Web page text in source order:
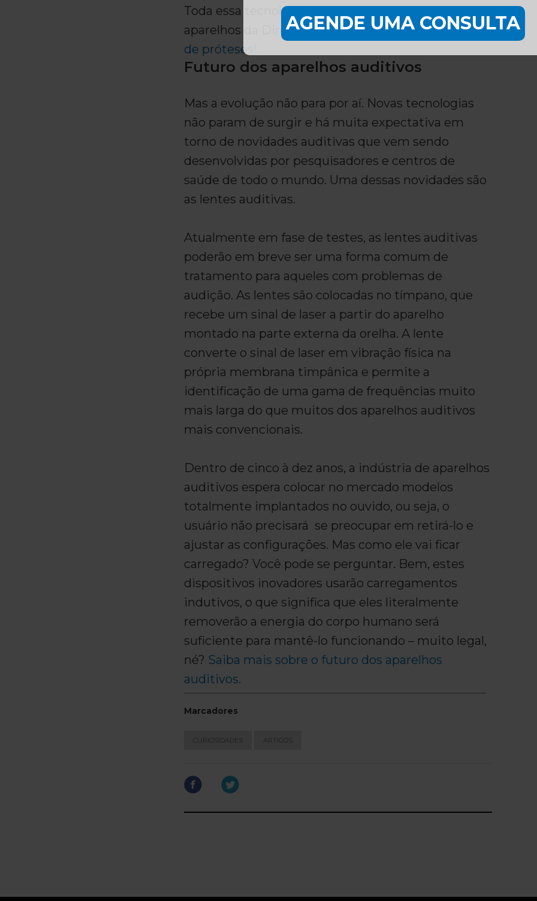
AGENDE UMA CONSULTA
Toda essa tecnologia já está presente em alguns
aparelhos da Direito de Ouvir!Conheça nossa linha
de próteses!
Futuro dos aparelhos auditivos
Mas a evolução não para por aí. Novas tecnologias
não param de surgir e há muita expectativa em
torno de novidades auditivas que vem sendo
desenvolvidas por pesquisadores e centros de
saúde de todo o mundo. Uma dessas novidades são
as lentes auditivas.
Atualmente em fase de testes, as lentes auditivas
poderão em breve ser uma forma comum de
tratamento para aqueles com problemas de
audição. As lentes são colocadas no tímpano, que
recebe um sinal de laser a partir do aparelho
montado na parte externa da orelha. A lente
converte o sinal de laser em vibração física na
própria membrana timpânica e permite a
identificação de uma gama de frequências muito
mais larga do que muitos dos aparelhos auditivos
mais convencionais.
Dentro de cinco à dez anos, a indústria de aparelhos
auditivos espera colocar no mercado modelos
totalmente implantados no ouvido, ou seja, o
usuário não precisará se preocupar em retirá-lo e
ajustar as configurações. Mas como ele vai ficar
carregado? Você pode se perguntar. Bem, estes
dispositivos inovadores usarão carregamentos
indutivos, o que significa que eles literalmente
removerão a energia do corpo humano será
suficiente para mantê-lo funcionando – muito legal,
né? Saiba mais sobre o futuro dos aparelhos
auditivos.
Marcadores
CURIOSIDADES ARTIGOS